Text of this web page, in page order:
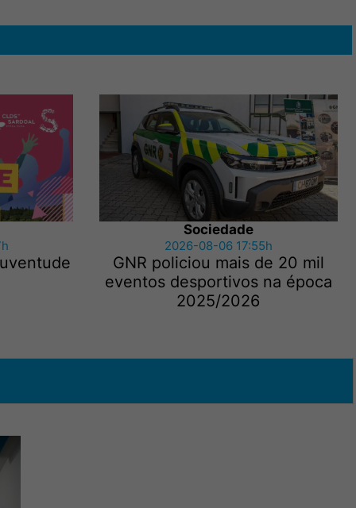
Sociedade
2026-08-06 17:55h
GNR policiou mais de 20 mil
eventos desportivos na época
2025/2026